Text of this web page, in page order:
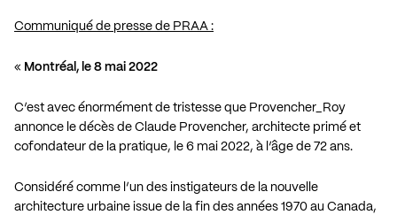
Communiqué de presse de PRAA :
« Montréal, le 8 mai 2022
C’est avec énormément de tristesse que Provencher_Roy
annonce le décès de Claude Provencher, architecte primé et
cofondateur de la pratique, le 6 mai 2022, à l’âge de 72 ans.
Considéré comme l’un des instigateurs de la nouvelle
architecture urbaine issue de la fin des années 1970 au Canada,